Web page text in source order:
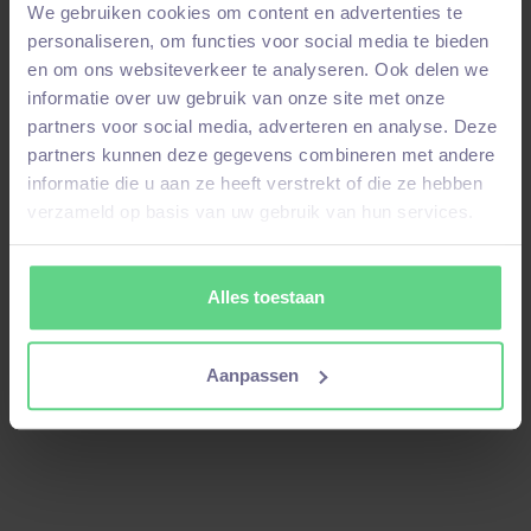
We gebruiken cookies om content en advertenties te
personaliseren, om functies voor social media te bieden
en om ons websiteverkeer te analyseren. Ook delen we
informatie over uw gebruik van onze site met onze
partners voor social media, adverteren en analyse. Deze
partners kunnen deze gegevens combineren met andere
informatie die u aan ze heeft verstrekt of die ze hebben
verzameld op basis van uw gebruik van hun services.
Alles toestaan
Aanpassen
Bekijk alles